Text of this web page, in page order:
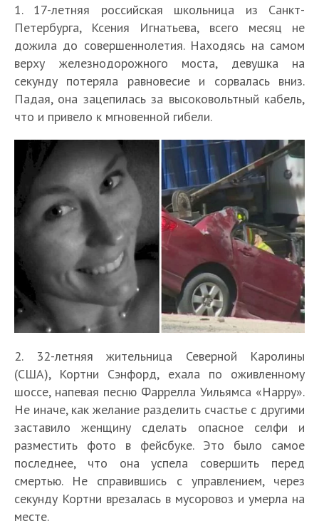
1. 17-летняя российская школьница из Санкт-
Петербурга, Ксения Игнатьева, всего месяц не
дожила до совершеннолетия. Находясь на самом
верху железнодорожного моста, девушка на
секунду потеряла равновесие и сорвалась вниз.
Падая, она зацепилась за высоковольтный кабель,
что и привело к мгновенной гибели.
2. 32-летняя жительница Северной Каролины
(США), Кортни Сэнфорд, ехала по оживленному
шоссе, напевая песню Фаррелла Уильямса «Happy».
Не иначе, как желание разделить счастье с другими
заставило женщину сделать опасное селфи и
разместить фото в фейсбуке. Это было самое
последнее, что она успела совершить перед
смертью. Не справившись с управлением, через
секунду Кортни врезалась в мусоровоз и умерла на
месте.